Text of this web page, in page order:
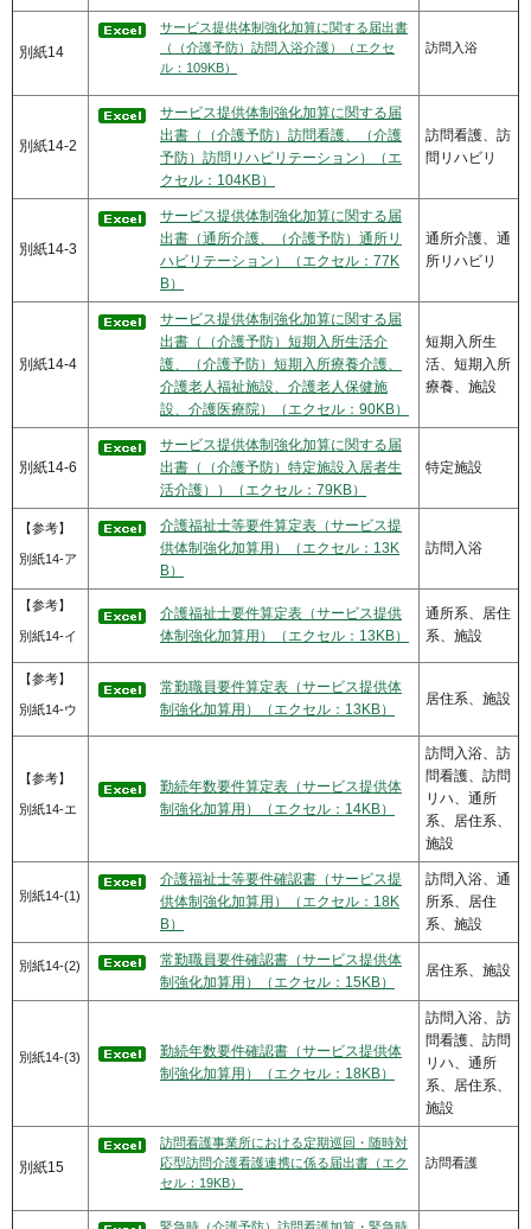
別紙14
サービス提供体制強化加算に関する届出書
（（介護予防）訪問入浴介護）（エクセ
ル：109KB）
訪問入浴
別紙14-2
サービス提供体制強化加算に関する届
出書（（介護予防）訪問看護、（介護
予防）訪問リハビリテーション）（エ
クセル：104KB）
訪問看護、訪
問リハビリ
別紙14-3
サービス提供体制強化加算に関する届
出書（通所介護、（介護予防）通所リ
ハビリテーション）（エクセル：77K
B）
通所介護、通
所リハビリ
別紙14-4
サービス提供体制強化加算に関する届
出書（（介護予防）短期入所生活介
護、（介護予防）短期入所療養介護、
介護老人福祉施設、介護老人保健施
設、介護医療院）（エクセル：90KB）
短期入所生
活、短期入所
療養、施設
別紙14-6
サービス提供体制強化加算に関する届
出書（（介護予防）特定施設入居者生
活介護））（エクセル：79KB）
特定施設
【参考】
別紙14-ア
介護福祉士等要件算定表（サービス提
供体制強化加算用）（エクセル：13K
B）
訪問入浴
【参考】
別紙14-イ
介護福祉士要件算定表（サービス提供
体制強化加算用）（エクセル：13KB）
通所系、居住
系、施設
【参考】
別紙14-ウ
常勤職員要件算定表（サービス提供体
制強化加算用）（エクセル：13KB）
居住系、施設
【参考】
別紙14-エ
勤続年数要件算定表（サービス提供体
制強化加算用）（エクセル：14KB）
訪問入浴、訪
問看護、訪問
リハ、通所
系、居住系、
施設
別紙14-(1)
介護福祉士等要件確認書（サービス提
供体制強化加算用）（エクセル：18K
B）
訪問入浴、通
所系、居住
系、施設
別紙14-(2)
常勤職員要件確認書（サービス提供体
制強化加算用）（エクセル：15KB）
居住系、施設
別紙14-(3)
勤続年数要件確認書（サービス提供体
制強化加算用）（エクセル：18KB）
訪問入浴、訪
問看護、訪問
リハ、通所
系、居住系、
施設
別紙15
訪問看護事業所における定期巡回・随時対
応型訪問介護看護連携に係る届出書（エク
セル：19KB）
訪問看護